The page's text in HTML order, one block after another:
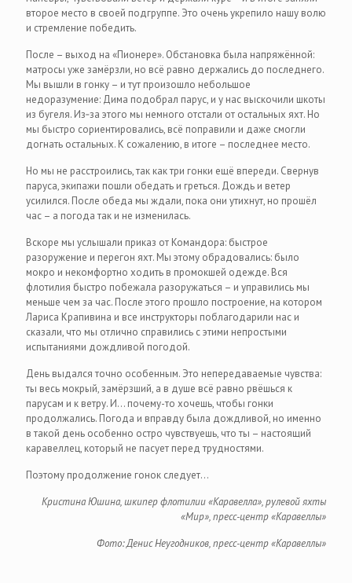
второе место в своей подгруппе. Это очень укрепило нашу волю
и стремление победить.
После – выход на «Пионере». Обстановка была напряжённой:
матросы уже замёрзли, но всё равно держались до последнего.
Мы вышли в гонку – и тут произошло небольшое
недоразумение: Дима подобрал парус, и у нас выскочили шкоты
из бугеля. Из‑за этого мы немного отстали от остальных яхт. Но
мы быстро сориентировались, всё поправили и даже смогли
догнать остальных. К сожалению, в итоге – последнее место.
Но мы не расстроились, так как три гонки ещё впереди. Свернув
паруса, экипажи пошли обедать и греться. Дождь и ветер
усилился. После обеда мы ждали, пока они утихнут, но прошёл
час – а погода так и не изменилась.
Вскоре мы услышали приказ от Командора: быстрое
разоружение и перегон яхт. Мы этому обрадовались: было
мокро и некомфортно ходить в промокшей одежде. Вся
флотилия быстро побежала разоружаться – и управились мы
меньше чем за час. После этого прошло построение, на котором
Лариса Крапивина и все инструкторы поблагодарили нас и
сказали, что мы отлично справились с этими непростыми
испытаниями дождливой погодой.
День выдался точно особенным. Это непередаваемые чувства:
ты весь мокрый, замёрзший, а в душе всё равно рвёшься к
парусам и к ветру. И... почему-то хочешь, чтобы гонки
продолжались. Погода и вправду была дождливой, но именно
в такой день особенно остро чувствуешь, что ты – настоящий
каравеллец, который не пасует перед трудностями.
Поэтому продолжение гонок следует…
Кристина Юшина, шкипер флотилии «Каравелла», рулевой яхты
«Мир», пресс-центр «Каравеллы»
Фото: Денис Неугодников, пресс-центр «Каравеллы»